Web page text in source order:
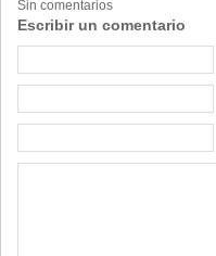
Sin comentarios
Escribir un comentario